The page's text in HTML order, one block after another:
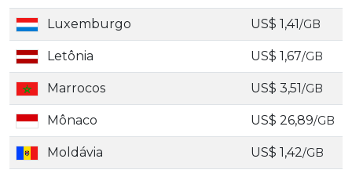
Luxemburgo US$ 1,41/GB
Letônia US$ 1,67/GB
Marrocos US$ 3,51/GB
Mônaco US$ 26,89/GB
Moldávia US$ 1,42/GB